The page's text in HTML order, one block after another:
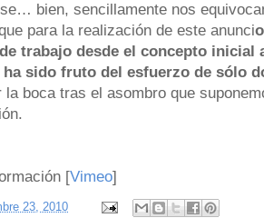
bien, sencillamente nos
para la realización de este anunci
trabajo desde el concepto
sido fruto del esfuerzo de sólo
la boca tras el asombro que
[Vimeo]
23, 2010